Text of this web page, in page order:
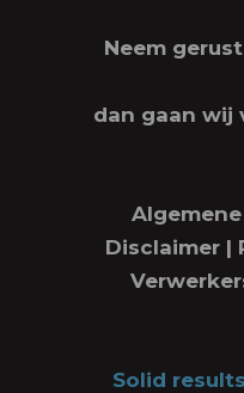
Neem
dan gaan wij
Disclaimer|
Solid